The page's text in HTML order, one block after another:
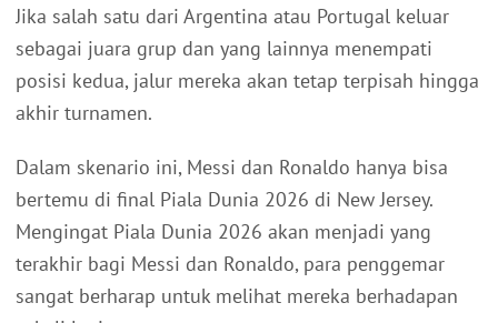
Jika salah satu dari Argentina atau Portugal keluar
sebagai juara grup dan yang lainnya menempati
posisi kedua, jalur mereka akan tetap terpisah hingga
akhir turnamen.
Dalam skenario ini, Messi dan Ronaldo hanya bisa
bertemu di final Piala Dunia 2026 di New Jersey.
Mengingat Piala Dunia 2026 akan menjadi yang
terakhir bagi Messi dan Ronaldo, para penggemar
sangat berharap untuk melihat mereka berhadapan